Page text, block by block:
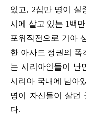
있고, 2십만 명이 실
시에 살고 있는 1 백
포위작전으로 기아
한 아사드 정권의 폭
는 시리아인들이 난
시리아 국내에 남아
명이 자신들이 살던
다.